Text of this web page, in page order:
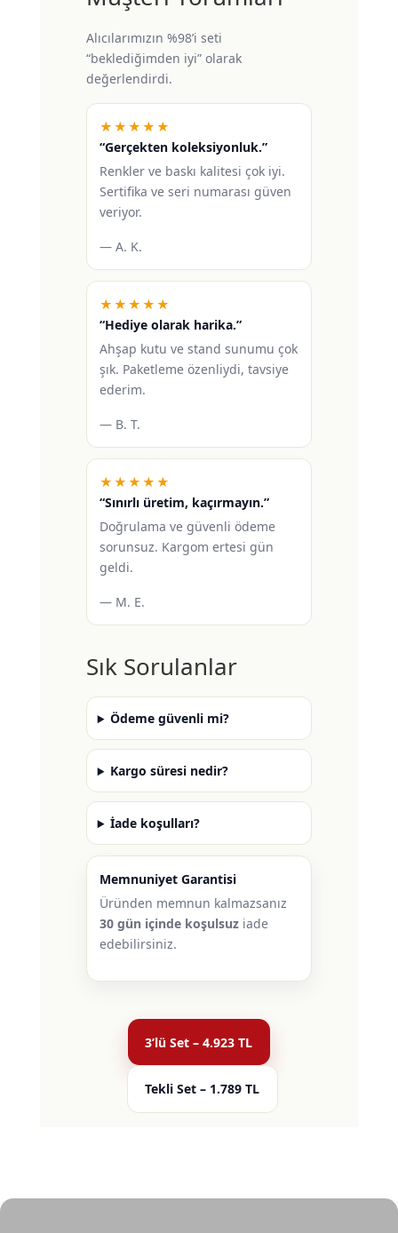
Alıcılarımızın %98’i seti
“beklediğimden iyi” olarak
değerlendirdi.
★★★★★
“Gerçekten koleksiyonluk.”
Renkler ve baskı kalitesi çok iyi.
Sertifika ve seri numarası güven
veriyor.
— A. K.
★★★★★
“Hediye olarak harika.”
Ahşap kutu ve stand sunumu çok
şık. Paketleme özenliydi, tavsiye
ederim.
— B. T.
★★★★★
“Sınırlı üretim, kaçırmayın.”
Doğrulama ve güvenli ödeme
sorunsuz. Kargom ertesi gün
geldi.
— M. E.
Sık Sorulanlar
Ödeme güvenli mi?
Kargo süresi nedir?
İade koşulları?
Memnuniyet Garantisi
Üründen memnun kalmazsanız
30 gün içinde koşulsuziade
edebilirsiniz.
3’lü Set – 4.923 TL
Tekli Set – 1.789 TL